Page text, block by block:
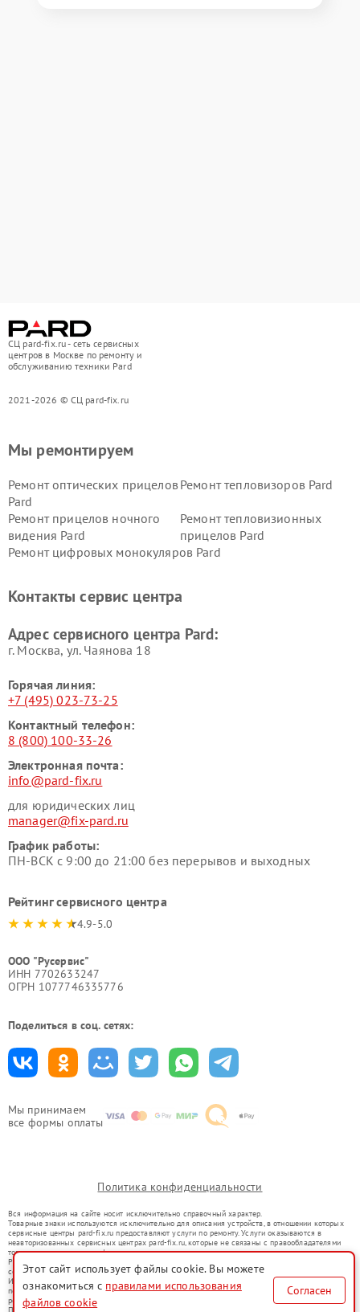
СЦ pard-fix.ru - сеть сервисных
центров в Москве по ремонту и
обслуживанию техники Pard
2021-2026 © СЦ pard-fix.ru
Мы принимаем
все формы оплаты
Мы ремонтируем
Ремонт оптических прицелов
Pard
Ремонт тепловизоров Pard
Ремонт прицелов ночного
видения Pard
Ремонт тепловизионных
прицелов Pard
Ремонт цифровых монокуляров Pard
Контакты сервис центра
Адрес сервисного центра Pard:
г. Москва, ул. Чаянова 18
Горячая линия:
+7 (495) 023-73-25
Контактный телефон:
8 (800) 100-33-26
Электронная почта:
info@pard-fix.ru
для юридических лиц
manager@fix-pard.ru
График работы:
ПН-ВСК с 9:00 до 21:00 без перерывов и выходных
Рейтинг сервисного центра
4.9-5.0
ООО "Русервис"
ИНН 7702633247
ОГРН 1077746335776
Поделиться в соц. сетях:
Политика конфиденциальности
Вся информация на сайте носит исключительно справочный характер.
Товарные знаки используются исключительно для описания устройств, в отношении которых
сервисные центры pard-fix.ru предоставляют услуги по ремонту. Услуги оказываются в
неавторизованных сервисных центрах pard-fix.ru, которые не связаны с правообладателями
товарных знаков или их официальными представителями.
Ремонт осуществляется для устройств, уже введенных в гражданский оборот в соответствии
со статьей 1487 ГК РФ.
Использование товарных знаков не преследует цели индивидуализации услуг или введения
потребителей в заблуждение, а служит для информирования о предоставляемых услугах по
ремонту техники указанных брендов.
Этот сайт использует файлы cookie. Вы можете
ознакомиться с правилами использования
файлов cookie
Согласен